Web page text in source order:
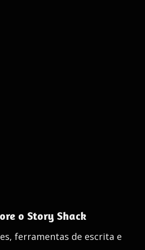
o Story Shack
ferramentas de escrita e